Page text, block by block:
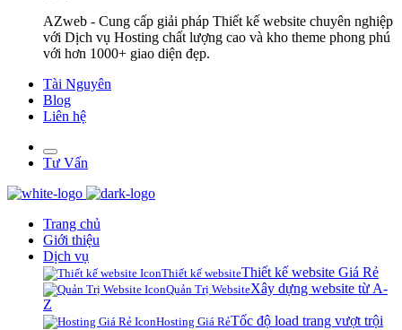
AZweb - Cung cấp giải pháp Thiết kế website chuyên nghiệp
với Dịch vụ Hosting chất lượng cao và kho theme phong phú
với hơn 1000+ giao diện đẹp.
Tài Nguyên
Blog
Liên hệ
Tư Vấn
Trang chủ
Giới thiệu
Dịch vụ
Thiết kế websiteThiết kế website Giá Rẻ
Quản Trị WebsiteXây dựng website từ A-
Z
Hosting Giá RẻTốc độ load trang vượt trội